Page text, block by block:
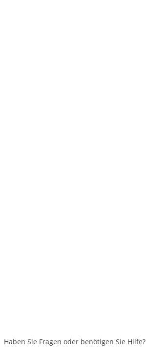
Haben Sie Fragen oder benötigen Sie Hilfe?